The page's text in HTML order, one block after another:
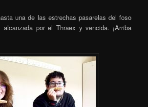
una de las estrechas pasarelas del foso
por el Thraex y vencida. ¡Arriba